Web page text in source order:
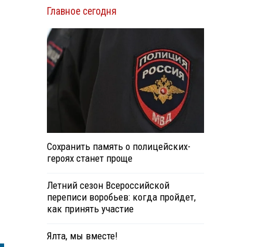
Главное сегодня
Сохранить память о полицейских-
героях станет проще
Летний сезон Всероссийской
переписи воробьев: когда пройдет,
как принять участие
Ялта, мы вместе!